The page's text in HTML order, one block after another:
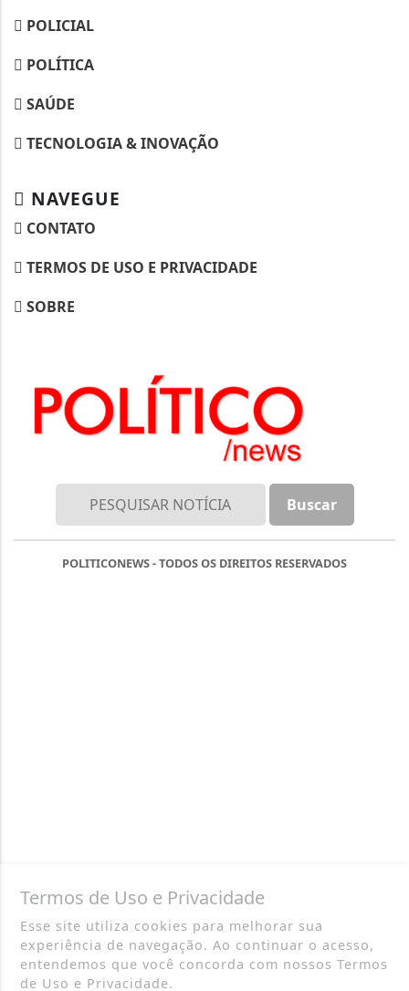
POLICIAL
POLÍTICA
SAÚDE
TECNOLOGIA & INOVAÇÃO
NAVEGUE
CONTATO
TERMOS DE USO E PRIVACIDADE
SOBRE
POLITICONEWS - TODOS OS DIREITOS RESERVADOS
Termos de Uso e Privacidade
Esse site utiliza cookies para melhorar sua
experiência de navegação. Ao continuar o acesso,
entendemos que você concorda com nossos Termos
de Uso e Privacidade.